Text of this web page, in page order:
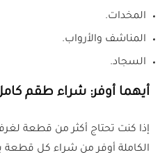
المخدات.
المناشف والأرواب.
السجاد.
أيهما أوفر: شراء طقم
إذا كنت تحتاج أكثر من قطعة
الكاملة أوفر من شراء كل